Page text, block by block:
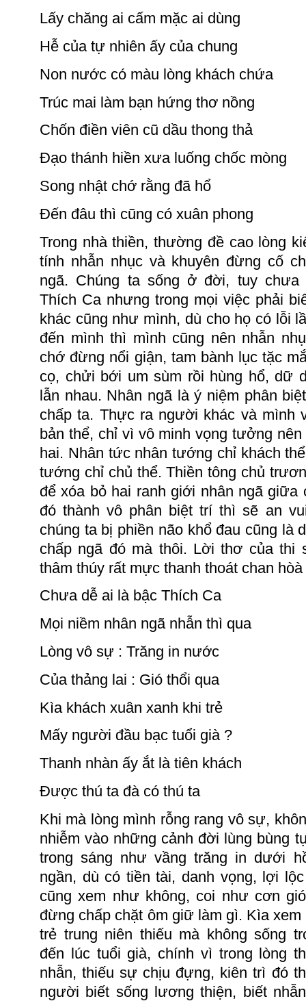
Lấy chăng ai cấm mặc ai dùng
Hễ của tự nhiên ấy của chung
Non nước có màu lòng khách chứa
Trúc mai làm bạn hứng thơ nồng
Chốn điền viên cũ dầu thong thả
Đạo thánh hiền xưa luống chốc mòng
Song nhật chớ rằng đã hổ
Đến đâu thì cũng có xuân phong
Trong nhà thiền, thường đề cao lòng
tính nhẫn nhục và khuyên đừng cố
ngã. Chúng ta sống ở đời, tuy chưa
Thích Ca nhưng trong mọi việc phải
khác cũng như mình, dù cho họ có lỗi
đến mình thì mình cũng nên nhẫn
chớ đừng nổi giận, tam bành lục tặc
cọ, chửi bới um sùm rồi hùng hổ, dữ
lẫn nhau. Nhân ngã là ý niệm phân
chấp ta. Thực ra người khác và mình
bản thể, chỉ vì vô minh vọng tưởng
hai. Nhân tức nhân tướng chỉ khách
tướng chỉ chủ thể. Thiền tông chủ
để xóa bỏ hai ranh giới nhân ngã giữa
đó thành vô phân biệt trí thì sẽ an
chúng ta bị phiền não khổ đau cũng là
chấp ngã đó mà thôi. Lời thơ của thi
thâm thúy rất mực thanh thoát chan hòà
Chưa dễ ai là bậc Thích Ca
Mọi niềm nhân ngã nhẫn thì qua
Lòng vô sự : Trăng in nước
Của thảng lai : Gió thổi qua
Kìa khách xuân xanh khi trẻ
Mấy người đầu bạc tuổi già ?
Thanh nhàn ấy ắt là tiên khách
Được thú ta đà có thú ta
Khi mà lòng mình rỗng rang vô sự,
nhiễm vào những cảnh đời lùng bùng
trong sáng như vầng trăng in dưới
ngần, dù có tiền tài, danh vọng, lợi
cũng xem như không, coi như cơn
đừng chấp chặt ôm giữ làm gì. Kìa
trẻ trung niên thiếu mà không sống
đến lúc tuổi già, chính vì trong lòng
nhẫn, thiếu sự chịu đựng, kiên trì đó
người biết sống lương thiện, biết